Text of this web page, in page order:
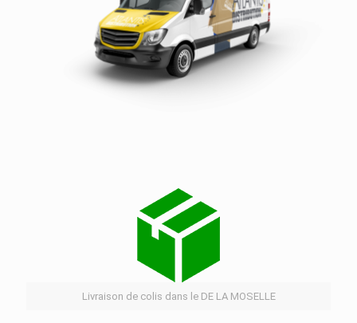
Livraison de colis dans le DE LA MOSELLE